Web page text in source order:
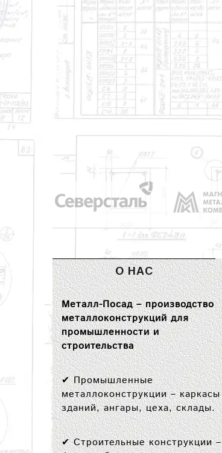
О НАС
Металл-Посад – производство
металлоконструкций для
промышленности и
строительства
✔Промышленные
металлоконструкции– каркасы
зданий, ангары, цеха, склады.
✔Строительные конструкции–